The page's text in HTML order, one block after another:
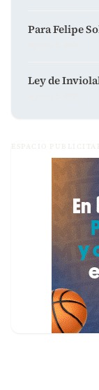
Para Felipe
Ley de
ESPACIO